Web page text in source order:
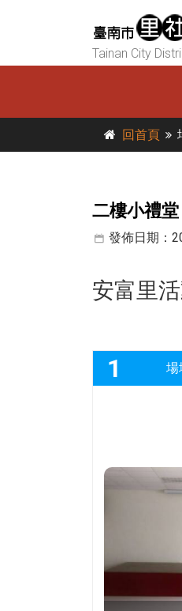
Tainan City
回首頁
二樓小禮堂
發佈日期：
安富里
1 場